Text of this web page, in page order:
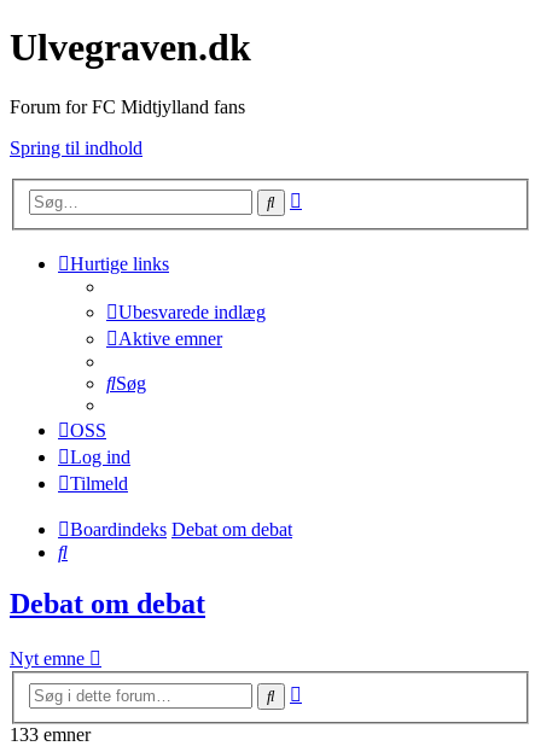
Ulvegraven.dk
Forum for FC Midtjylland fans
Spring til indhold
Søg
Hurtige links
Ubesvarede indlæg
Aktive emner
Søg
OSS
Log ind
Tilmeld
Boardindeks Debat om debat
Søg
Debat om debat
Nyt emne
Søg
133 emner